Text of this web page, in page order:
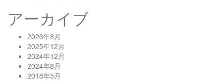
アーカイブ
2026年8月
2025年12月
2024年12月
2024年8月
2018年5月